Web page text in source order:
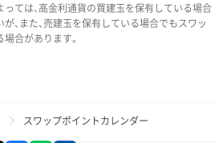
ては、高金利通貨の買建玉を保有している場合
、また、売建玉を保有している場合でもスワッ
合があります。
スワップポイントカレンダー